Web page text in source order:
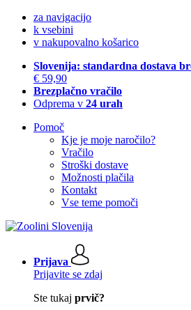
za navigacijo
k vsebini
v nakupovalno košarico
Slovenija: standardna dostava
€ 59,90
Brezplačno vračilo
Odprema v 24 urah
Pomoč
Kje je moje naročilo?
Vračilo
Stroški dostave
Možnosti plačila
Kontakt
Vse teme pomoči
Prijava
Prijavite se zdaj
Ste tukaj prvič?